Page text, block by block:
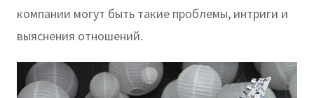
компании могут быть такие проблемы, интриги и
выяснения отношений.